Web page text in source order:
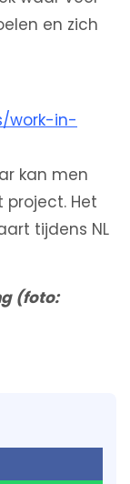
en zich
work-in-
kan men
Het
tijdens NL
(foto: